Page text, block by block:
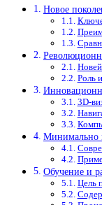
Новое
Роль
3D-
Минимально
Обучение и
Цель